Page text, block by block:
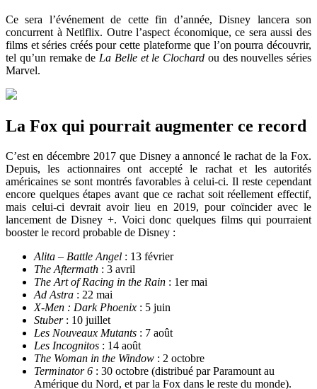
Ce sera l’événement de cette fin d’année, Disney lancera son
concurrent à Netlflix. Outre l’aspect économique, ce sera aussi des
films et séries créés pour cette plateforme que l’on pourra découvrir,
tel qu’un remake de La Belle et le Clochard ou des nouvelles séries
Marvel.
La Fox qui pourrait augmenter ce record
C’est en décembre 2017 que Disney a annoncé le rachat de la Fox.
Depuis, les actionnaires ont accepté le rachat et les autorités
américaines se sont montrés favorables à celui-ci. Il reste cependant
encore quelques étapes avant que ce rachat soit réellement effectif,
mais celui-ci devrait avoir lieu en 2019, pour coïncider avec le
lancement de Disney +. Voici donc quelques films qui pourraient
booster le record probable de Disney :
Alita – Battle Angel : 13 février
The Aftermath : 3 avril
The Art of Racing in the Rain : 1er mai
Ad Astra : 22 mai
X-Men : Dark Phoenix : 5 juin
Stuber: 10 juillet
Les Nouveaux Mutants : 7 août
Les Incognitos : 14 août
The Woman in the Window : 2 octobre
Terminator 6 : 30 octobre (distribué par Paramount au
Amérique du Nord, et par la Fox dans le reste du monde).